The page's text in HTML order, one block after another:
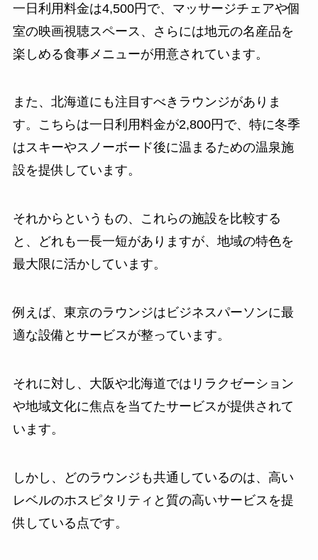
一日利用料金は4,500円で、マッサージチェアや個
室の映画視聴スペース、さらには地元の名産品を
楽しめる食事メニューが用意されています。
また、北海道にも注目すべきラウンジがありま
す。こちらは一日利用料金が2,800円で、特に冬季
はスキーやスノーボード後に温まるための温泉施
設を提供しています。
それからというもの、これらの施設を比較する
と、どれも一長一短がありますが、地域の特色を
最大限に活かしています。
例えば、東京のラウンジはビジネスパーソンに最
適な設備とサービスが整っています。
それに対し、大阪や北海道ではリラクゼーション
や地域文化に焦点を当てたサービスが提供されて
います。
しかし、どのラウンジも共通しているのは、高い
レベルのホスピタリティと質の高いサービスを提
供している点です。